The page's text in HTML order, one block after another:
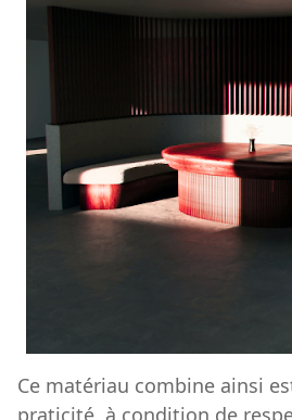
Ce matériau combine ainsi
praticité, à condition de